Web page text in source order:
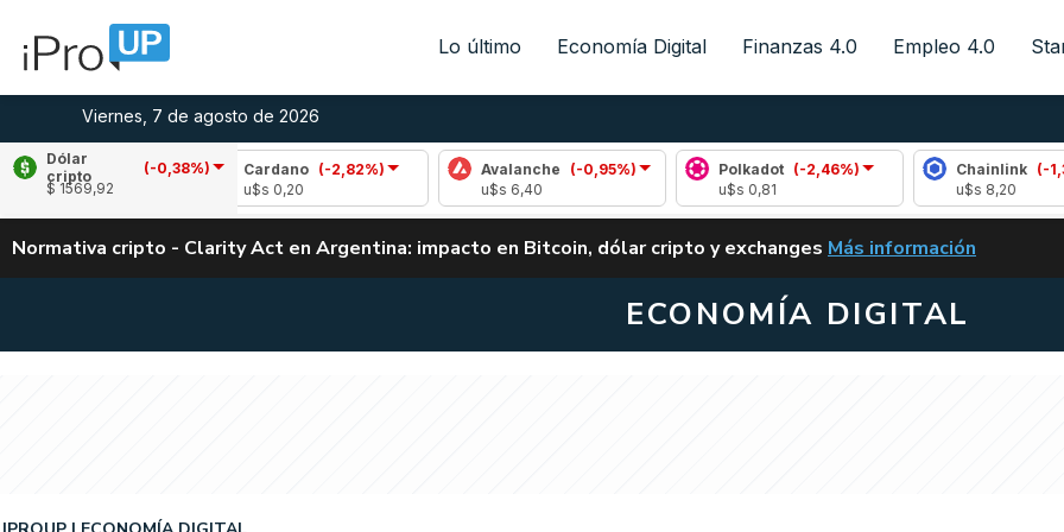
Lo último Economía Digital Finanzas 4.0 Empleo 4.0
Viernes, 7 de agosto de 2026
Dólar
cripto
(-0,38%)
$ 1569,92
Cardano
(-2,82%)
Avalanche (-0,95%)
Polkadot (-2,46%)
Chainlink
(-1,34%)
Normativa cripto - Clarity Act en Argentina: impacto en Bitcoin, dólar cripto y exchanges CLARITY ACT EN
Más información
ECONOMÍA DIGITAL